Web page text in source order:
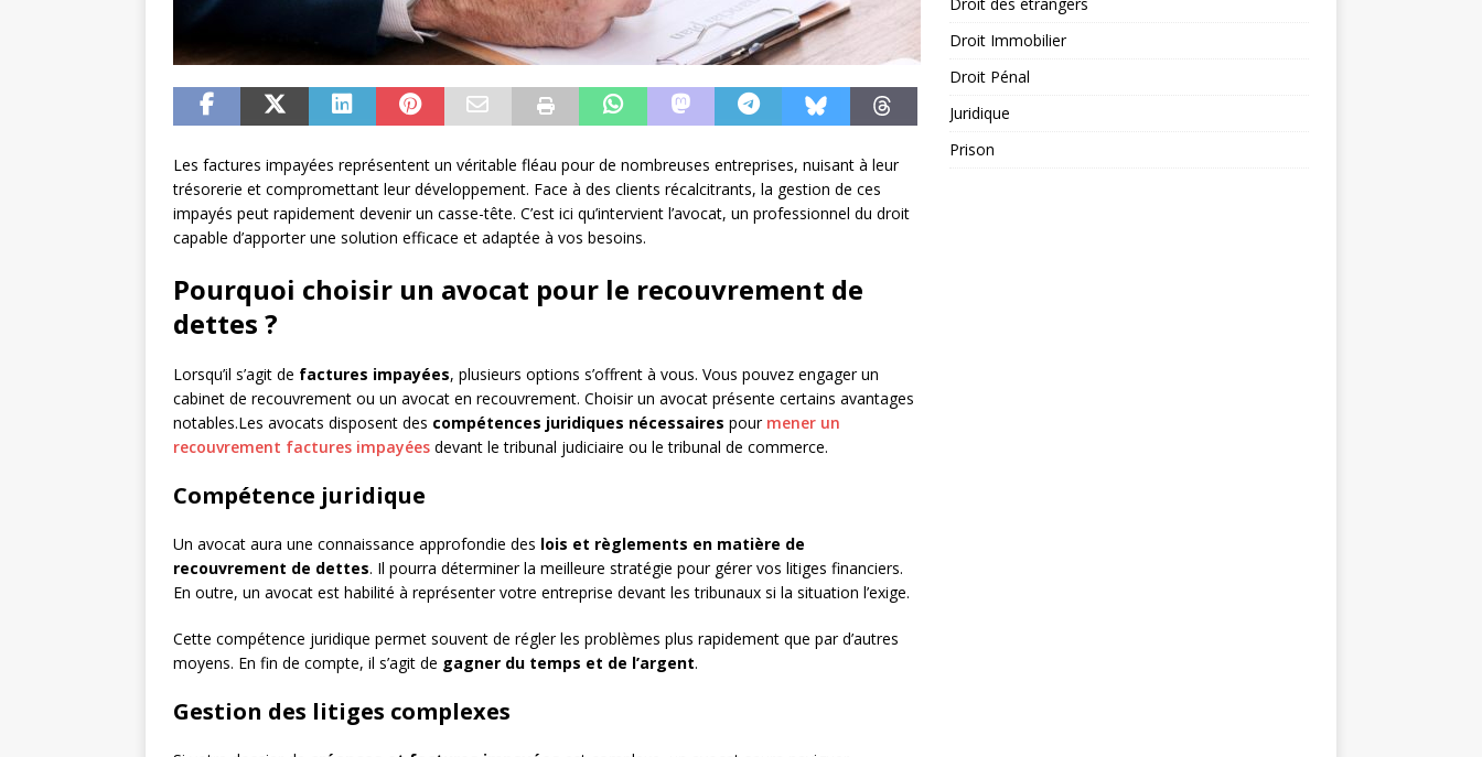
Les factures impayées représentent un véritable fléau pour de nombreuses entreprises, nuisant à leur
trésorerie et compromettant leur développement. Face à des clients récalcitrants, la gestion de ces
impayés peut rapidement devenir un casse-tête. C’est ici qu’intervient l’avocat, un professionnel du droit
capable d’apporter une solution efficace et adaptée à vos besoins.
Pourquoi choisir un avocat pour le recouvrement de
dettes ?
Lorsqu’il s’agit de factures impayées, plusieurs options s’offrent à vous. Vous pouvez engager un
cabinet de recouvrement ou un avocat en recouvrement. Choisir un avocat présente certains avantages
notables.Les avocats disposent des compétences juridiques nécessaires pour mener un
recouvrement factures impayées devant le tribunal judiciaire ou le tribunal de commerce.
Compétence juridique
Un avocat aura une connaissance approfondie des lois et règlements en matière de
recouvrement de dettes. Il pourra déterminer la meilleure stratégie pour gérer vos litiges financiers.
En outre, un avocat est habilité à représenter votre entreprise devant les tribunaux si la situation l’exige.
Cette compétence juridique permet souvent de régler les problèmes plus rapidement que par d’autres
moyens. En fin de compte, il s’agit de gagner du temps et de l’argent.
Gestion des litiges complexes
Droit Immobilier
Droit Pénal
Juridique
Prison